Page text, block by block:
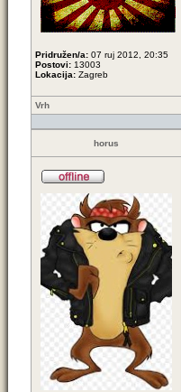
Pridružen/a: 07 ruj 2012, 20:35
Postovi: 13003
Lokacija: Zagreb
Vrh
horus